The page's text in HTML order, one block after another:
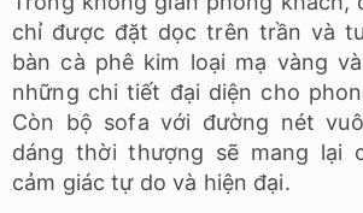
chỉ được đặt dọc trên trần và
bàn cà phê kim loại mạ vàng
những chi tiết đại diện cho
Còn bộ sofa với đường nét
dáng thời thượng sẽ mang lại
cảm giác tự do và hiện đại.